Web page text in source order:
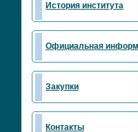
История института
Официальная
Закупки
Контакты